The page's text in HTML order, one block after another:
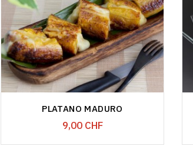
PLATANO MADURO
Prix
9,00 CHF